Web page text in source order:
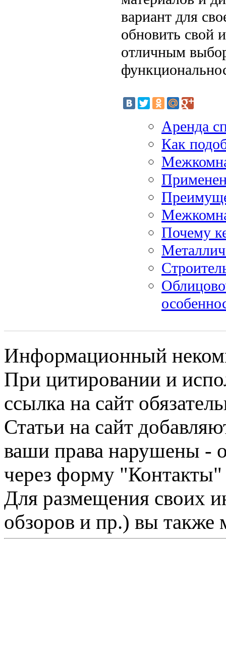
вариант для
обновить свой
отличным
Аренда
Как
Почему
Информационный
При цитировании и
ссылка на сайт
Статьи на сайт
ваши права нарушены -
через форму "Контакты"
Для размещения своих
обзоров и пр.) вы также